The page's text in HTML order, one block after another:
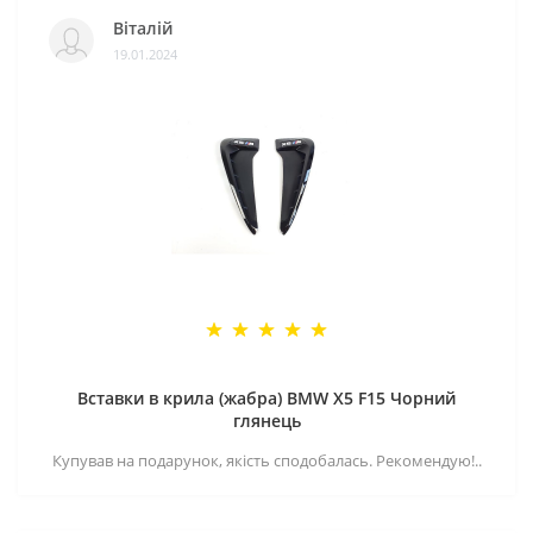
Віталій
19.01.2024
Вставки в крила (жабра) BMW X5 F15 Чорний
глянець
Купував на подарунок, якість сподобалась. Рекомендую!..